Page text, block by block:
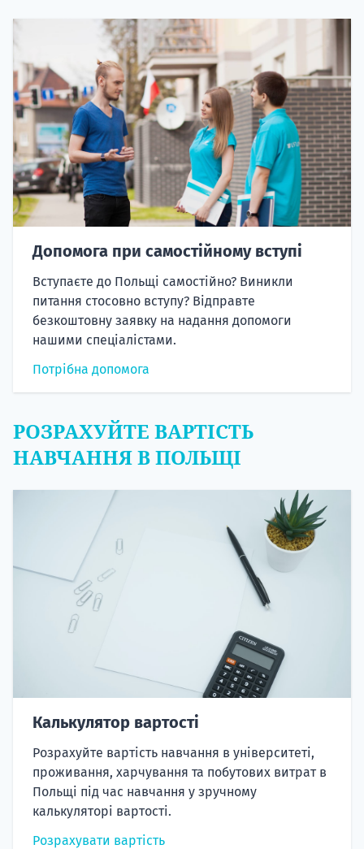
Допомога при самостійному вступі
Вступаєте до Польщі самостійно? Виникли
питання стосовно вступу? Відправте
безкоштовну заявку на надання допомоги
нашими спеціалістами.
Потрібна допомога
РОЗРАХУЙТЕ ВАРТІСТЬ
НАВЧАННЯ В ПОЛЬЩІ
Калькулятор вартості
Розрахуйте вартість навчання в університеті,
проживання, харчування та побутових витрат в
Польщі під час навчання у зручному
калькуляторі вартості.
Розрахувати вартість